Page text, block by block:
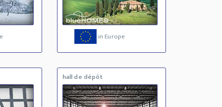
in Europe
hall de dépôt